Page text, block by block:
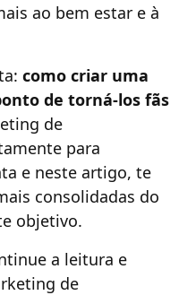
ao bem estar e à
como criar uma
de torná-los fãs
de
para
e neste artigo, te
consolidadas do
objetivo.
a leitura e
de